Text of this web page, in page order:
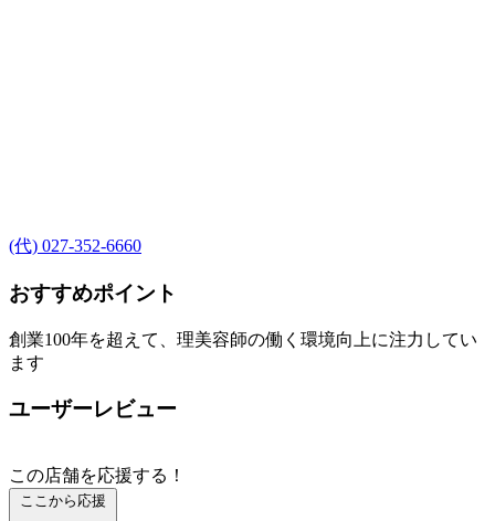
(代) 027-352-6660
おすすめポイント
創業100年を超えて、理美容師の働く環境向上に注力してい
ます
ユーザーレビュー
この店舗を応援する！
ここから応援